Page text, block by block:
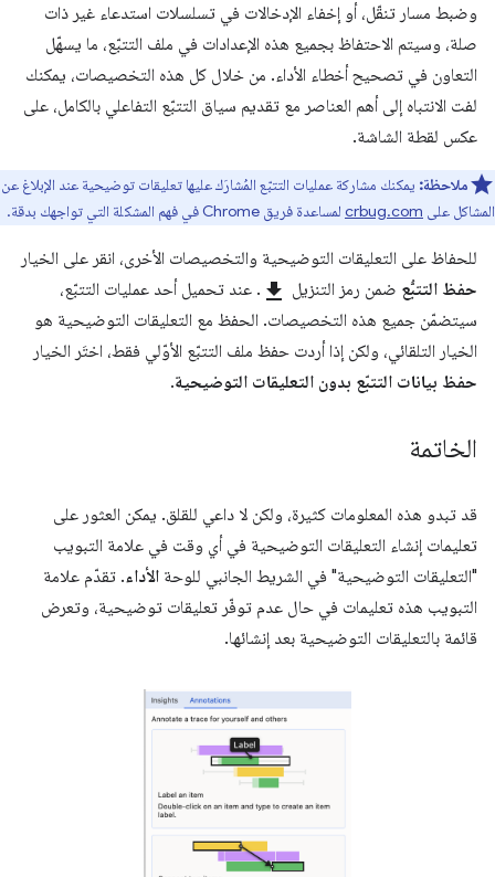
وضبط مسار تنقّل، أو إخفاء الإدخالات في تسلسلات استدعاء غير ذات
صلة، وسيتم الاحتفاظ بجميع هذه الإعدادات في ملف التتبّع، ما يسهّل
التعاون في تصحيح أخطاء الأداء. من خلال كل هذه التخصيصات، يمكنك
لفت الانتباه إلى أهم العناصر مع تقديم سياق التتبّع التفاعلي بالكامل، على
عكس لقطة الشاشة.
ملاحظة: يمكنك مشاركة عمليات التتبّع المُشارَك عليها تعليقات توضيحية عند الإبلاغ عن
المشاكل على crbug.com لمساعدة فريق Chrome في فهم المشكلة التي تواجهك بدقة.
للحفاظ على التعليقات التوضيحية والتخصيصات الأخرى، انقر على الخيار
حفظ التتبُّع ضمن رمز التنزيل download . عند تحميل أحد عمليات التتبّع،
سيتضمّن جميع هذه التخصيصات. الحفظ مع التعليقات التوضيحية هو
الخيار التلقائي، ولكن إذا أردت حفظ ملف التتبّع الأوّلي فقط، اختَر الخيار
حفظ بيانات التتبّع بدون التعليقات التوضيحية.
الخاتمة
قد تبدو هذه المعلومات كثيرة، ولكن لا داعي للقلق. يمكن العثور على
تعليمات إنشاء التعليقات التوضيحية في أي وقت في علامة التبويب
"التعليقات التوضيحية" في الشريط الجانبي للوحة الأداء. تقدّم علامة
التبويب هذه تعليمات في حال عدم توفّر تعليقات توضيحية، وتعرض
قائمة بالتعليقات التوضيحية بعد إنشائها.